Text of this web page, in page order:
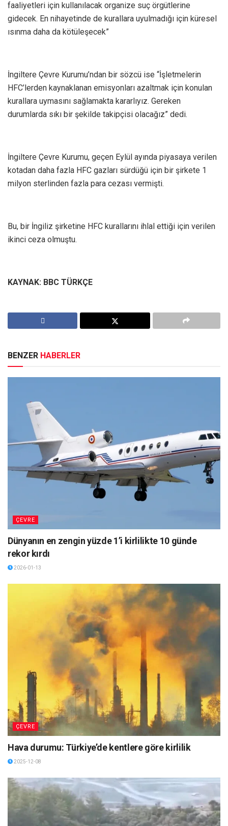
faaliyetleri için kullanılacak organize suç örgütlerine
gidecek. En nihayetinde de kurallara uyulmadığı için küresel
ısınma daha da kötüleşecek”
İngiltere Çevre Kurumu’ndan bir sözcü ise “İşletmelerin
HFC’lerden kaynaklanan emisyonları azaltmak için konulan
kurallara uymasını sağlamakta kararlıyız. Gereken
durumlarda sıkı bir şekilde takipçisi olacağız” dedi.
İngiltere Çevre Kurumu, geçen Eylül ayında piyasaya verilen
kotadan daha fazla HFC gazları sürdüğü için bir şirkete 1
milyon sterlinden fazla para cezası vermişti.
Bu, bir İngiliz şirketine HFC kurallarını ihlal ettiği için verilen
ikinci ceza olmuştu.
KAYNAK: BBC TÜRKÇE
BENZER HABERLER
ÇEVRE
Dünyanın en zengin yüzde 1’i kirlilikte 10 günde
rekor kırdı
2026-01-13
ÇEVRE
Hava durumu: Türkiye’de kentlere göre kirlilik
2025-12-08